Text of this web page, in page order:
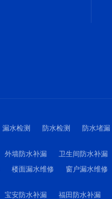
漏水检测 防水检测 防水堵漏
外墙防水补漏 卫生间防水补漏
楼面漏水维修 窗户漏水维修
宝安防水补漏 福田防水补漏